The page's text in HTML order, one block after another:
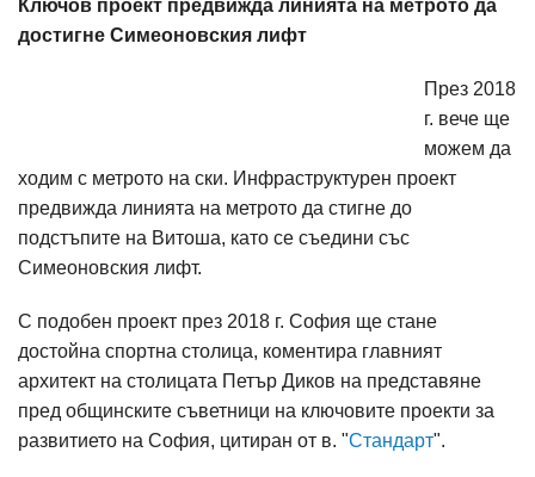
Ключов проект предвижда линията на метрото да
достигне Симеоновския лифт
През 2018
г. вече ще
можем да
ходим с метрото на ски. Инфраструктурен проект
предвижда линията на метрото да стигне до
подстъпите на Витоша, като се съедини със
Симеоновския лифт.
С подобен проект през 2018 г. София ще стане
достойна спортна столица, коментира главният
архитект на столицата Петър Диков на представяне
пред общинските съветници на ключовите проекти за
развитието на София, цитиран от в. "Стандарт".